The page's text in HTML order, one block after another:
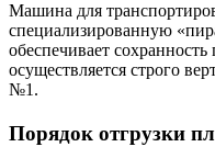
Машина для
специализированную
обеспечивает
осуществляется строго
№1.
Порядок отгрузки